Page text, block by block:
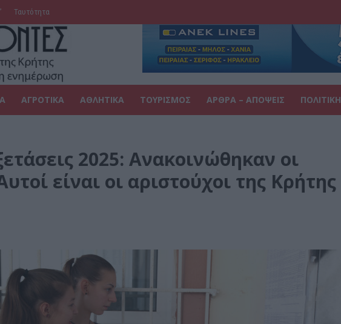
Ταυτότητα
ΑΓΡΟΤΙΚΑ ΑΘΛΗΤΙΚΑ ΤΟΥΡΙΣΜΟΣ ΑΡΘΡΑ – ΑΠΟΨΕΙΣ ΠΟΛΙΤΙΚΗ
2025: Ανακοινώθηκαν οι
είναι οι αριστούχοι της Κρήτης